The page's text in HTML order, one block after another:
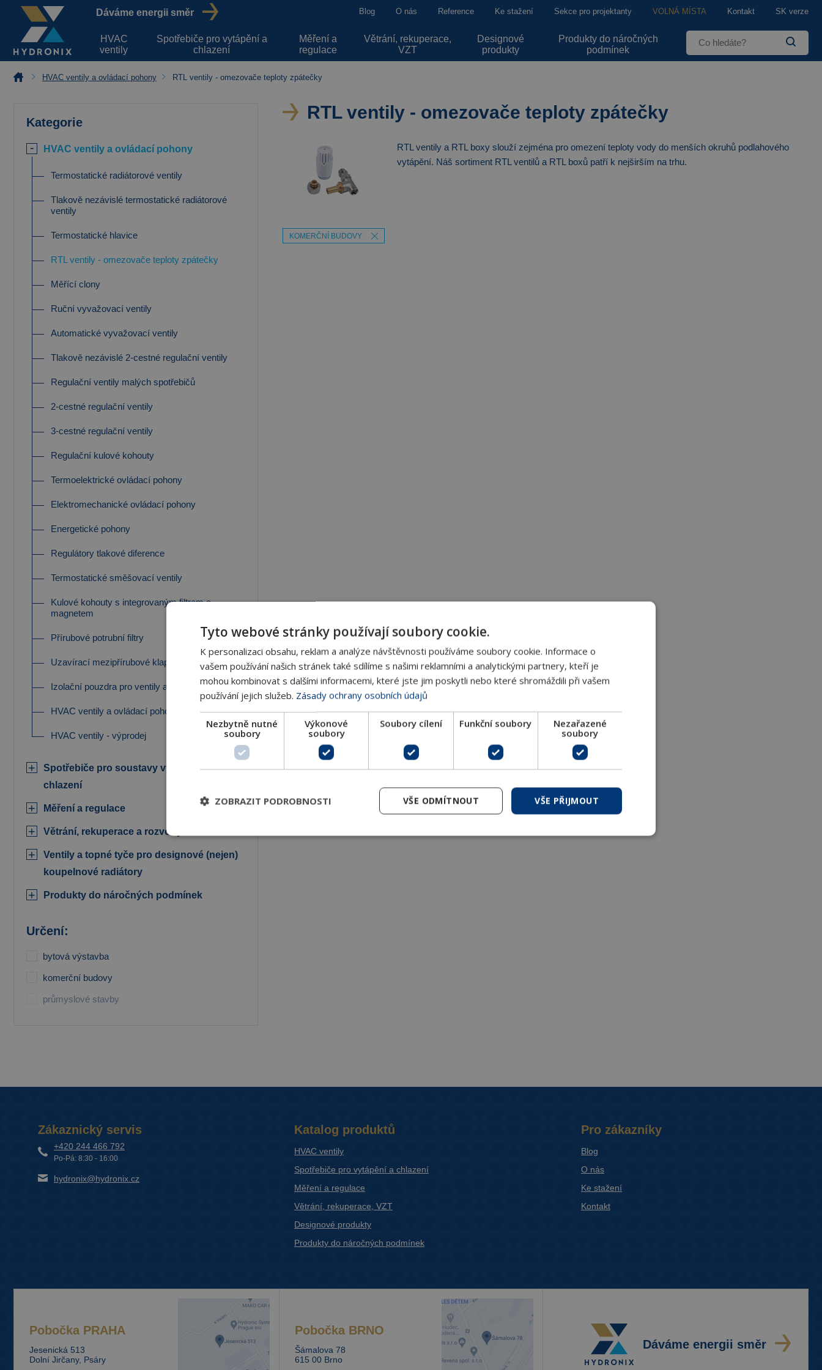
Dáváme energii směr Blog O nás Reference Ke stažení Sekce pro projektanty VOLNÁ MÍSTA Kontakt SK verze
HVAC
ventily
Spotřebiče pro vytápění a
chlazení
Měření a
regulace
Větrání, rekuperace,
VZT
Designové
produkty
Produkty do náročných
podmínek
HVAC ventily a ovládací pohony RTL ventily - omezovače teploty zpátečky
Kategorie
HVAC ventily a ovládací pohony
Termostatické radiátorové ventily
Tlakově nezávislé termostatické radiátorové
ventily
Termostatické hlavice
RTL ventily - omezovače teploty zpátečky
Měřící clony
Ruční vyvažovací ventily
Automatické vyvažovací ventily
Tlakově nezávislé 2-cestné regulační ventily
Regulační ventily malých spotřebičů
2-cestné regulační ventily
3-cestné regulační ventily
Regulační kulové kohouty
Termoelektrické ovládací pohony
Elektromechanické ovládací pohony
Energetické pohony
Regulátory tlakové diference
Termostatické směšovací ventily
Kulové kohouty s integrovaným filtrem a
magnetem
Přírubové potrubní filtry
Uzavírací mezipřírubové klapky
Izolační pouzdra pro ventily a ovládací pohony
HVAC ventily a ovládací pohony - náhradní díly
HVAC ventily - výprodej
Spotřebiče pro soustavy vytápění a
chlazení
Měření a regulace
Větrání, rekuperace a rozvody VZT
Ventily a topné tyče pro designové (nejen)
koupelnové radiátory
Produkty do náročných podmínek
Určení:
bytová výstavba
komerční budovy
průmyslové stavby
RTL ventily - omezovače teploty zpátečky
RTL ventily a RTL boxy slouží zejména pro omezení teploty vody do menších okruhů podlahového
vytápění. Náš sortiment RTL ventilů a RTL boxů patří k nejširším na trhu.
KOMERČNÍ BUDOVY
Zákaznický servis
+420 244 466 792
Po-Pá: 8:30 - 16:00
hydronix@hydronix.cz
Katalog produktů
HVAC ventily
Spotřebiče pro vytápění a chlazení
Měření a regulace
Větrání, rekuperace, VZT
Designové produkty
Produkty do náročných podmínek
Pro zákazníky
Blog
O nás
Ke stažení
Kontakt
Pobočka PRAHA
Jesenická 513
Dolní Jirčany, Psáry
Pobočka BRNO
Šámalova 78
615 00 Brno
Dáváme energii směr
Tyto webové stránky používají soubory cookie.
K personalizaci obsahu, reklam a analýze návštěvnosti používáme soubory cookie. Informace o
vašem používání našich stránek také sdílíme s našimi reklamními a analytickými partnery, kteří je
mohou kombinovat s dalšími informacemi, které jste jim poskytli nebo které shromáždili při vašem
používání jejich služeb. Zásady ochrany osobních údajů
Nezbytně nutné
soubory
Výkonové
soubory
Soubory cílení Funkční soubory
Nezařazené
soubory
VŠE PŘIJMOUT
VŠE ODMÍTNOUT
ZOBRAZIT PODROBNOSTI